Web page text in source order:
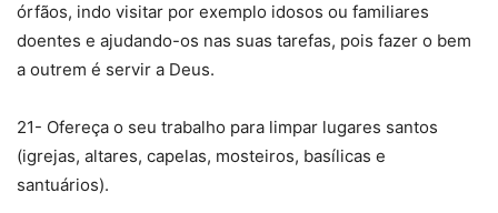
órfãos, indo visitar por exemplo idosos ou familiares
doentes e ajudando-os nas suas tarefas, pois fazer o bem
a outrem é servir a Deus.
21- Ofereça o seu trabalho para limpar lugares santos
(igrejas, altares, capelas, mosteiros, basílicas e
santuários).